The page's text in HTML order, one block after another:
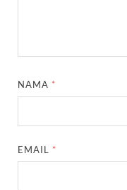
NAMA *
EMAIL *